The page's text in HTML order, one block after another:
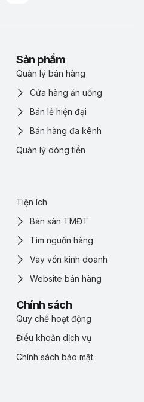
Sản phẩm
Quản lý bán hàng
Cửa hàng ăn uống
Bán lẻ hiện đại
Bán hàng đa kênh
Quản lý dòng tiền
Tiện ích
Bán sàn TMĐT
Tìm nguồn hàng
Vay vốn kinh doanh
Website bán hàng
Chính sách
Quy chế hoạt động
Điểu khoản dịch vụ
Chính sách bảo mật